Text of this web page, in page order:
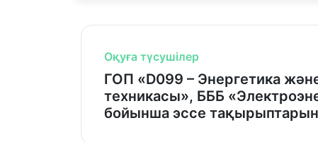
Оқуға түсушілер
ГОП «D099 – Энергетика
техникасы», БББ
бойынша эссе